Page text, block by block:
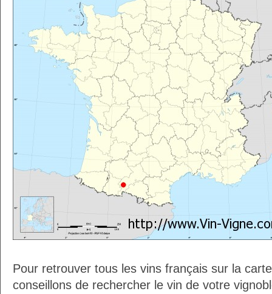
Pour retrouver tous les vins français sur la
conseillons de rechercher le vin de votre